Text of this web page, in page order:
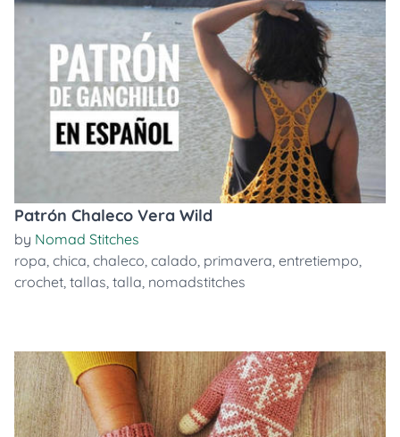
Patrón Chaleco Vera Wild
by Nomad Stitches
ropa, chica, chaleco, calado, primavera, entretiempo,
crochet, tallas, talla, nomadstitches